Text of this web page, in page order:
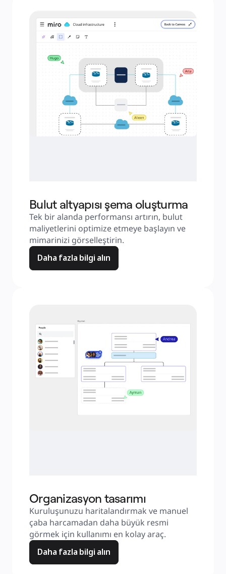
Bulut altyapısı şema oluşturma
Tek bir alanda performansı artırın, bulut
maliyetlerini optimize etmeye başlayın ve
mimarinizi görselleştirin.
Daha fazla bilgi alın
Organizasyon tasarımı
Kuruluşunuzu haritalandırmak ve manuel
çaba harcamadan daha büyük resmi
görmek için kullanımı en kolay araç.
Daha fazla bilgi alın